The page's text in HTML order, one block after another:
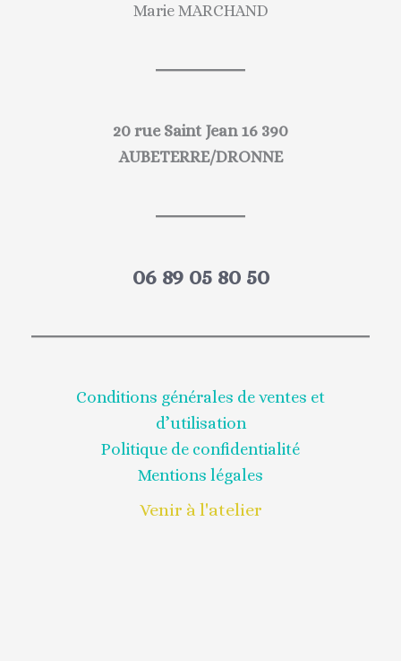
Marie MARCHAND
20 rue Saint Jean 16 390
AUBETERRE/DRONNE
06 89 05 80 50
Conditions générales de ventes et
d’utilisation
Politique de confidentialité
Mentions légales
Venir à l'atelier